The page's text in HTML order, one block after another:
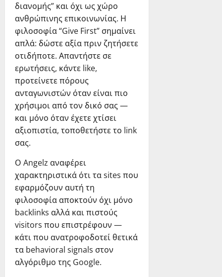
διανομής” και όχι ως χώρο
ανθρώπινης επικοινωνίας. Η
φιλοσοφία “Give First” σημαίνει
απλά: δώστε αξία πριν ζητήσετε
οτιδήποτε. Απαντήστε σε
ερωτήσεις, κάντε like,
προτείνετε πόρους
ανταγωνιστών όταν είναι πιο
χρήσιμοι από τον δικό σας —
και μόνο όταν έχετε χτίσει
αξιοπιστία, τοποθετήστε το link
σας.
Ο Angelz αναφέρει
χαρακτηριστικά ότι τα sites που
εφαρμόζουν αυτή τη
φιλοσοφία αποκτούν όχι μόνο
backlinks αλλά και πιστούς
visitors που επιστρέφουν —
κάτι που ανατροφοδοτεί θετικά
τα behavioral signals στον
αλγόριθμο της Google.